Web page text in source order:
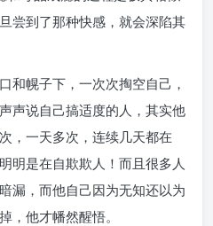
尝到了那种快感，就会深陷其
和幌子下，一次次掏空自己，
声说自己搞适度的人，其实他
，一天多次，连续几天都在
明是在自欺欺人！而且很多人
漏，而他自己因为无知还以为
，他才幡然醒悟。